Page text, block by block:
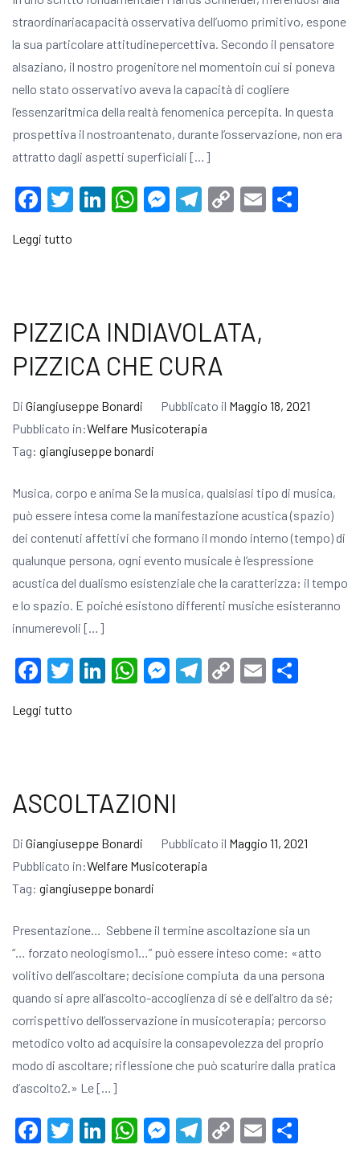
straordinariacapacità osservativa dell’uomo primitivo, espone
la sua particolare attitudinepercettiva. Secondo il pensatore
alsaziano, il nostro progenitore nel momentoin cui si poneva
nello stato osservativo aveva la capacità di cogliere
l’essenzaritmica della realtà fenomenica percepita. In questa
prospettiva il nostroantenato, durante l’osservazione, non era
attratto dagli aspetti superficiali […]
Facebook
Twitter
LinkedIn
WhatsApp
Messenger
Telegram
CopyEmail
Leggi tutto
PIZZICA INDIAVOLATA,
PIZZICA CHE CURA
Di Giangiuseppe Bonardi Pubblicato il Maggio 18, 2021
Pubblicato in:Welfare Musicoterapia
Tag: giangiuseppe bonardi
Musica, corpo e anima Se la musica, qualsiasi tipo di musica,
può essere intesa come la manifestazione acustica (spazio)
dei contenuti affettivi che formano il mondo interno (tempo) di
qualunque persona, ogni evento musicale è l’espressione
acustica del dualismo esistenziale che la caratterizza: il tempo
e lo spazio. E poiché esistono differenti musiche esisteranno
innumerevoli […]
Facebook
Twitter
LinkedIn
WhatsApp
Messenger
Telegram
CopyEmail
Leggi tutto
ASCOLTAZIONI
Di Giangiuseppe Bonardi Pubblicato il Maggio 11, 2021
Pubblicato in:Welfare Musicoterapia
Tag: giangiuseppe bonardi
Presentazione… Sebbene il termine ascoltazione sia un
“… forzato neologismo1…” può essere inteso come: «atto
volitivo dell’ascoltare; decisione compiuta da una persona
quando si apre all’ascolto-accoglienza di sé e dell’altro da sé;
corrispettivo dell’osservazione in musicoterapia; percorso
metodico volto ad acquisire la consapevolezza del proprio
modo di ascoltare; riflessione che può scaturire dalla pratica
d’ascolto2.» Le […]
Facebook
Twitter
LinkedIn
WhatsApp
Messenger
Telegram
CopyEmail